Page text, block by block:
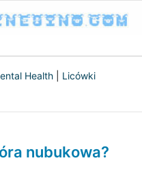
Health
Licówki
nubukowa?